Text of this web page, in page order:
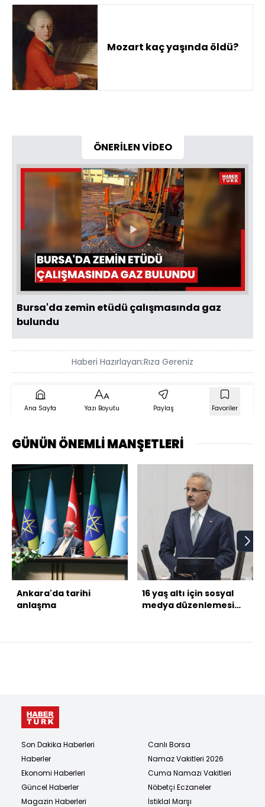
Mozart kaç yaşında öldü?
ÖNERİLEN VİDEO
Videoyu
Oynat
Bursa'da zemin etüdü çalışmasında gaz
bulundu
Haberi Hazırlayan:Rıza Gereniz
Ana Sayfa Yazı Boyutu Paylaş Favoriler
GÜNÜN ÖNEMLİ MANŞETLERİ
Ankara'da tarihi
anlaşma
16 yaş altı için sosyal
medya düzenlemesi
Son Dakika Haberleri
Haberler
Ekonomi Haberleri
Güncel Haberler
Magazin Haberleri
Canlı Borsa
Namaz Vakitleri 2026
Cuma Namazı Vakitleri
Nöbetçi Eczaneler
İstiklal Marşı